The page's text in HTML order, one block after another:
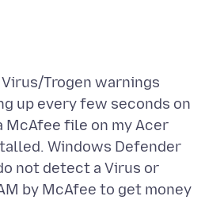
Trogen warnings
up every few seconds on
McAfee file on my Acer
Windows Defender
not detect a Virus or
by McAfee to get money